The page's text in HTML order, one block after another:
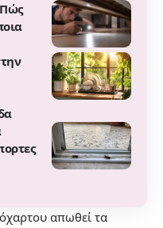
Πώς
απωθεί τα